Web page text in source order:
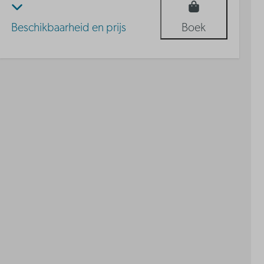
Beschikbaarheid en prijs Boek